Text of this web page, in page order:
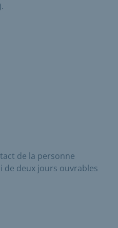
de la personne
de deux jours ouvrables